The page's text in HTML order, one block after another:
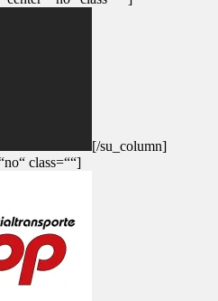
[/su_column]
class=““]